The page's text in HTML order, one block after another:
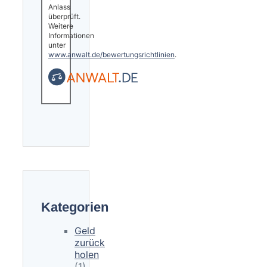
Anlass
überprüft.
Weitere
Informationen
unter
www.anwalt.de/bewertungsrichtlinien.
Kategorien
Geld
zurück
holen